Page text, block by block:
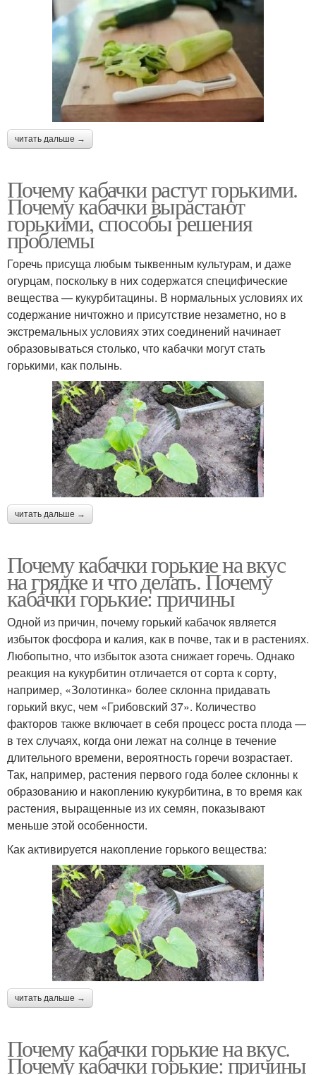
читать дальше →
Почему кабачки растут горькими.
Почему кабачки вырастают
горькими, способы решения
проблемы
Горечь присуща любым тыквенным культурам, и даже
огурцам, поскольку в них содержатся специфические
вещества — кукурбитацины. В нормальных условиях их
содержание ничтожно и присутствие незаметно, но в
экстремальных условиях этих соединений начинает
образовываться столько, что кабачки могут стать
горькими, как полынь.
читать дальше →
Почему кабачки горькие на вкус
на грядке и что делать. Почему
кабачки горькие: причины
Одной из причин, почему горький кабачок является
избыток фосфора и калия, как в почве, так и в растениях.
Любопытно, что избыток азота снижает горечь. Однако
реакция на кукурбитин отличается от сорта к сорту,
например, «Золотинка» более склонна придавать
горький вкус, чем «Грибовский 37». Количество
факторов также включает в себя процесс роста плода —
в тех случаях, когда они лежат на солнце в течение
длительного времени, вероятность горечи возрастает.
Так, например, растения первого года более склонны к
образованию и накоплению кукурбитина, в то время как
растения, выращенные из их семян, показывают
меньше этой особенности.
Как активируется накопление горького вещества:
читать дальше →
Почему кабачки горькие на вкус.
Почему кабачки горькие: причины